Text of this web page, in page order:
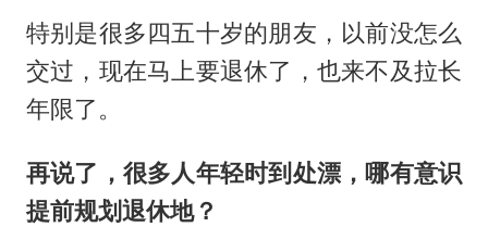
特别是很多四五十岁的朋友，以前没怎么
交过，现在马上要退休了，也来不及拉长
年限了。
再说了 ， 很多人年轻时到处漂，哪有意识
提前规划退休地？